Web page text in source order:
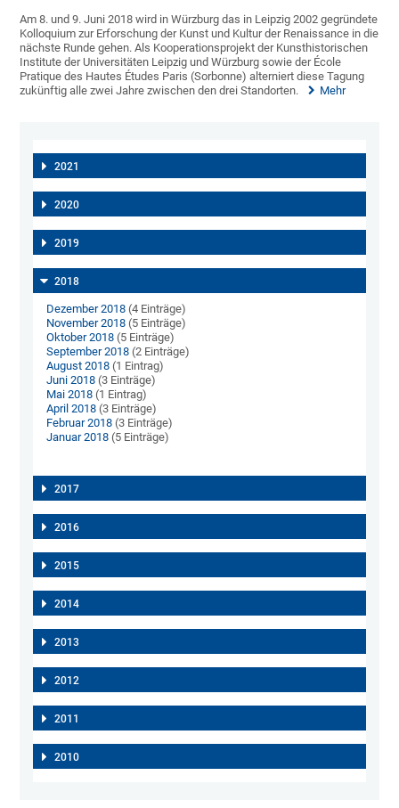
Am 8. und 9. Juni 2018 wird in Würzburg das in Leipzig 2002 gegründete
Kolloquium zur Erforschung der Kunst und Kultur der Renaissance in die
nächste Runde gehen. Als Kooperationsprojekt der Kunsthistorischen
Institute der Universitäten Leipzig und Würzburg sowie der École
Pratique des Hautes Études Paris (Sorbonne) alterniert diese Tagung
zukünftig alle zwei Jahre zwischen den drei Standorten.
Mehr
2021
2020
2019
2018
Dezember 2018 (4 Einträge)
November 2018 (5 Einträge)
Oktober 2018 (5 Einträge)
September 2018 (2 Einträge)
August 2018 (1 Eintrag)
Juni 2018 (3 Einträge)
Mai 2018 (1 Eintrag)
April 2018 (3 Einträge)
Februar 2018 (3 Einträge)
Januar 2018 (5 Einträge)
2017
2016
2015
2014
2013
2012
2011
2010